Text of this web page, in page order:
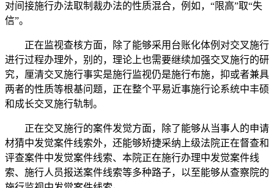
对间接施行办法取制裁办法的性质混合，例如，“限高”取“失
信”。
正在监视查核方面，除了能够采用台账化体例对交叉施行
进行过程办理外，别的，理论上也需要继续加强交叉施行的研
究，厘清交叉施行事实是施行监视仍是施行布施，抑或者兼具
两者的性质等根基问题，正在整个平易近事施行论系统中丰硕
和成长交叉施行轨制。
正在交叉施行的案件发觉方面，除了能够从当事人的申请
材猜中发觉案件线索外，还能够矫捷采纳上级法院正在督查和
评查案件中发觉案件线索、本院正在施行办理中发觉案件线
索、施行人员报送案件线索等多种路子，以至能够从查察院的